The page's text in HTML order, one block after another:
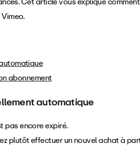
abonnement
automatique
pas encore expiré.
plutôt effectuer un nouvel achat à